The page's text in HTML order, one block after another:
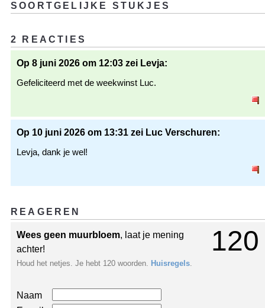
SOORTGELIJKE STUKJES
2 REACTIES
Op 8 juni 2026 om 12:03 zei Levja:
Gefeliciteerd met de weekwinst Luc.
Op 10 juni 2026 om 13:31 zei Luc Verschuren:
Levja, dank je wel!
REAGEREN
120
Wees geen muurbloem, laat je mening
achter!
Houd het netjes. Je hebt 120 woorden. Huisregels
Naam